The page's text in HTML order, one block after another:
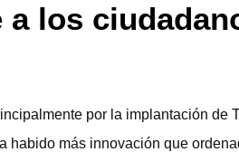
los
por la implantación de
habido más innovación que